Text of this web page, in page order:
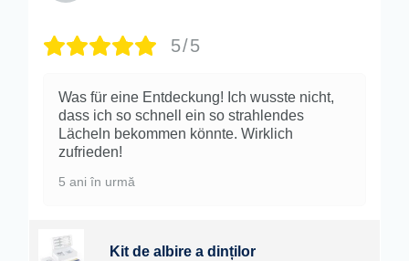
5/5
Was für eine Entdeckung! Ich wusste nicht,
dass ich so schnell ein so strahlendes
Lächeln bekommen könnte. Wirklich
zufrieden!
5 ani în urmă
Kit de albire a dinților